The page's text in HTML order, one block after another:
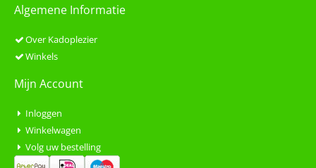
Algemene Informatie
Over Kadoplezier
Winkels
Mijn Account
Inloggen
Winkelwagen
Volg uw bestelling